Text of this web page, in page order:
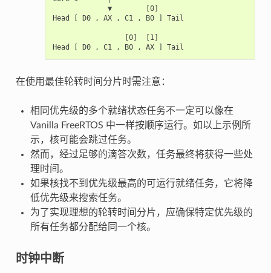
             ▼        [0]
Head [ D0 , AX , C1 , B0 ] Tail
                 [0]  [1]
在使用最佳轮转时间分片时需注意：
相同优先级的多个就绪状态任务不一定可以像在
Vanilla FreeRTOS 中一样按顺序运行。如以上示例所
示，核可能会跳过任务。
然而，经过足够的滴答次数，任务最终将获得一些处
理时间。
如果核找不到优先级最高的可运行就绪任务，它将降
低优先级来搜索任务。
为了实现理想的轮转时间分片，应确保特定优先级的
所有任务都分配给同一个核。
时钟中断